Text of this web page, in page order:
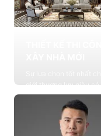
giới thượng lưu giàu có
đẳng cấp, cung cấp
giải pháp thiết kế